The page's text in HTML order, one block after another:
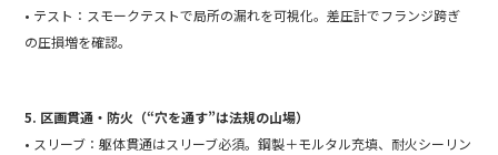
• テスト：スモークテストで局所の漏れを可視化。差圧計でフランジ跨ぎ
の圧損増を確認。
5. 区画貫通・防火（“穴を通す”は法規の山場）
• スリーブ：躯体貫通はスリーブ必須。鋼製＋モルタル充填、耐火シーリン